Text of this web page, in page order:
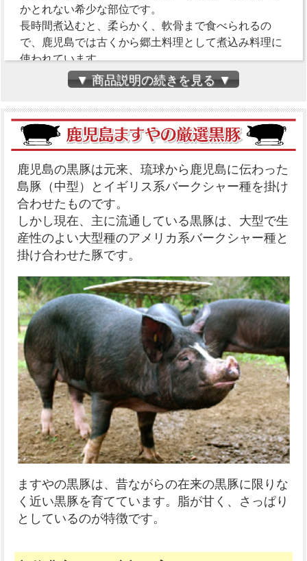
かとれない希少な部位です。
長時間煮込むと、柔らかく、軟骨まで食べられるの
で、鹿児島では古くから郷土料理として煮込み料理に
使われています。
軟骨カレー・おでんなどのお料理にいかがですか？
いろいろなお料理でお楽しみください。
▼ 商品説明の続きを見る ▼
鹿児島の黒豚は元来、琉球から鹿児島に伝わった
島豚（中型）とイギリス系バークシャー種を掛け
合わせたものです。
しかし現在、主に流通している黒豚は、大型で生
産性のよい大型種のアメリカ系バークシャー種と
掛け合わせた豚です。
ますやの黒豚は、昔ながらの在来の黒豚に限りな
く近い黒豚を育てています。脂が甘く、さっぱり
としているのが特徴です。